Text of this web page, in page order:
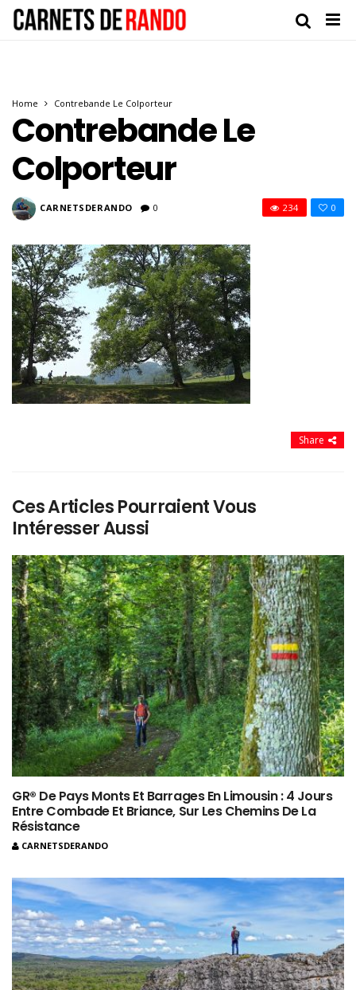
Home Contrebande Le Colporteur
Contrebande Le
Colporteur
CARNETSDERANDO 0 0
234
Share
Ces Articles Pourraient Vous
Intéresser Aussi
GR® De Pays Monts Et Barrages En Limousin : 4 Jours
Entre Combade Et Briance, Sur Les Chemins De La
Résistance
CARNETSDERANDO